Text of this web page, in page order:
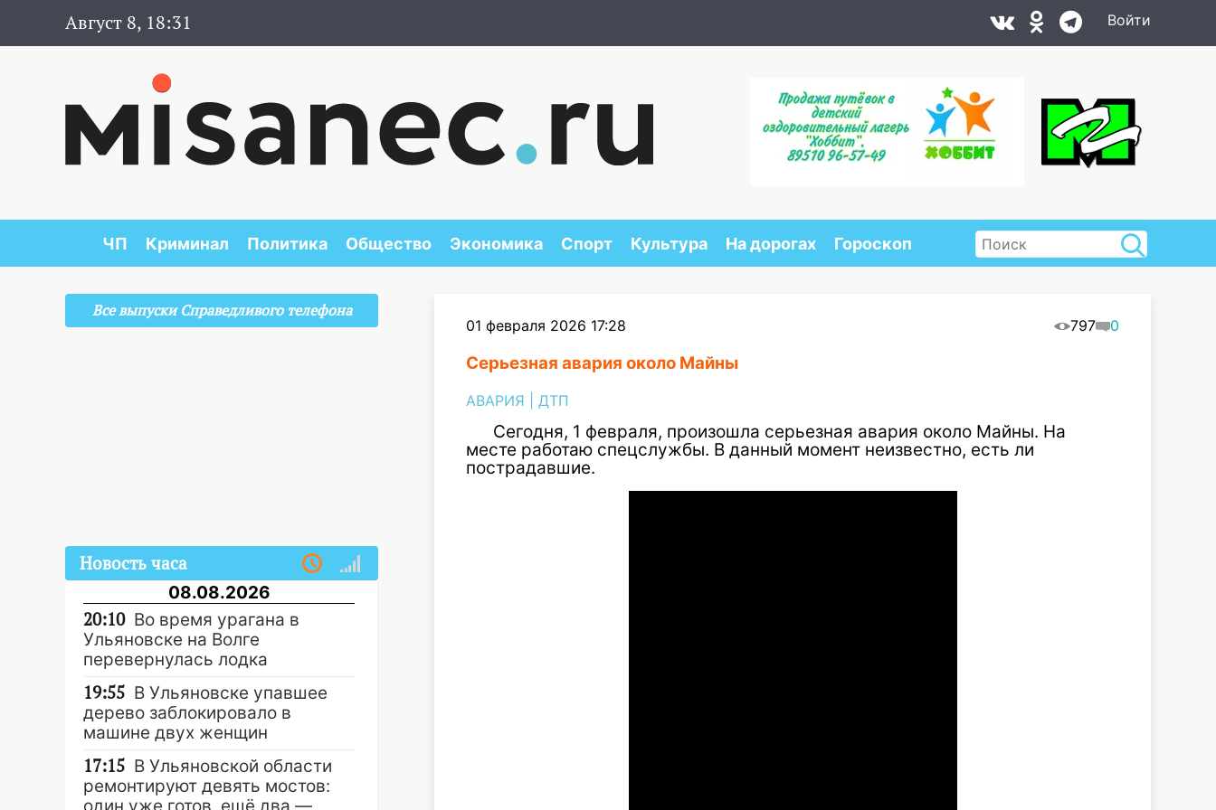
Август 8, 18:31 Войти
ЧП Криминал Политика Общество Экономика Спорт Культура На дорогах Гороскоп
01 февраля 2026 17:28 797 0
Серьезная авария около Майны
АВАРИЯ ДТП
Сегодня, 1 февраля, произошла серьезная авария около Майны. На
месте работаю спецслужбы. В данный момент неизвестно, есть ли
пострадавшие.
Все выпуски Справедливого телефона
Новость часа
08.08.2026
20:10 Во время урагана в
Ульяновске на Волге
перевернулась лодка
19:55 В Ульяновске упавшее
дерево заблокировало в
машине двух женщин
17:15 В Ульяновской области
ремонтируют девять мостов: